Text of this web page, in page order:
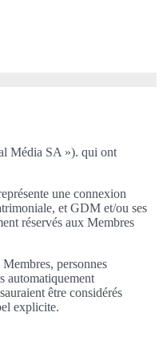
Média SA »). qui ont
une connexion
et GDM et/ou ses
réservés aux Membres
personnes
automatiquement
être considérés
explicite.